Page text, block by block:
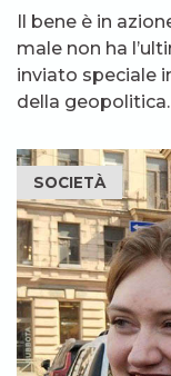
Il bene è in
male non ha
inviato speciale
della geopolitica.
SOCIETÀ